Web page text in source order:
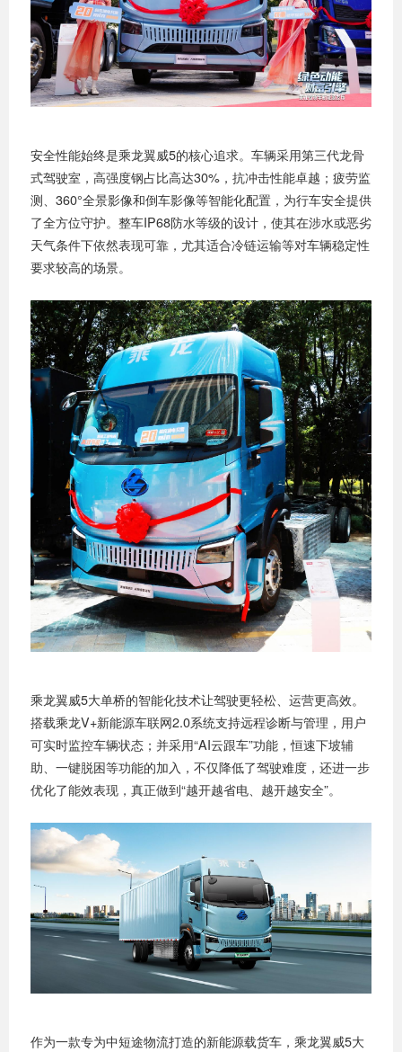
安全性能始终是乘龙翼威5的核心追求。车辆采用第三代龙骨
式驾驶室，高强度钢占比高达30%，抗冲击性能卓越；疲劳监
测、360°全景影像和倒车影像等智能化配置，为行车安全提供
了全方位守护。整车IP68防水等级的设计，使其在涉水或恶劣
天气条件下依然表现可靠，尤其适合冷链运输等对车辆稳定性
要求较高的场景。
乘龙翼威5大单桥的智能化技术让驾驶更轻松、运营更高效。
搭载乘龙V+新能源车联网2.0系统支持远程诊断与管理，用户
可实时监控车辆状态；并采用“AI云跟车”功能，恒速下坡辅
助、一键脱困等功能的加入，不仅降低了驾驶难度，还进一步
优化了能效表现，真正做到“越开越省电、越开越安全”。
作为一款专为中短途物流打造的新能源载货车，乘龙翼威5大